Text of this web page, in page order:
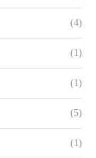
(4)
(1)
(1)
(5)
(1)